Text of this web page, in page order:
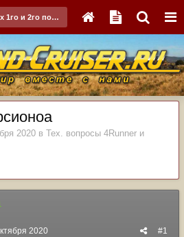
Тех. вопросы 4Runner и HiLux 1го и 2го поколения
2020 в Тех. вопросы 4Runner и
#1
2020